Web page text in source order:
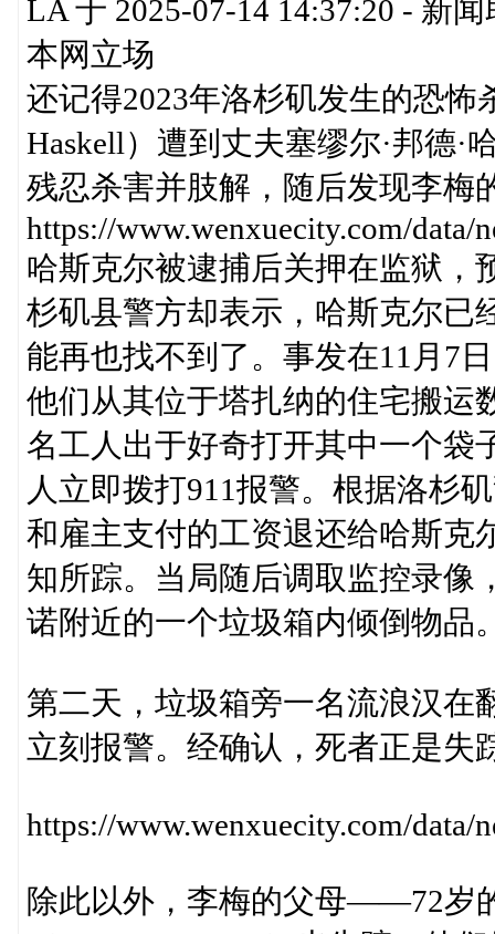
LA 于 2025-07-14 14:37:20 - 新
本网立场
还记得2023年洛杉矶发生的恐
Haskell）遭到丈夫塞缪尔·邦德·
残忍杀害并肢解，随后发现李梅
https://www.wenxuecity.com/data/
哈斯克尔被逮捕后关押在监狱，
杉矶县警方却表示，哈斯克尔已
能再也找不到了。事发在11月7
他们从其位于塔扎纳的住宅搬运
名工人出于好奇打开其中一个袋
人立即拨打911报警。根据洛杉
和雇主支付的工资退还给哈斯克
知所踪。当局随后调取监控录像
诺附近的一个垃圾箱内倾倒物品
第二天，垃圾箱旁一名流浪汉在
立刻报警。经确认，死者正是失
https://www.wenxuecity.com/data/
除此以外，李梅的父母——72岁